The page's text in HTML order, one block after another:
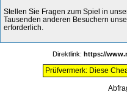
Stellen Sie Fragen zum Spiel in
Tausenden anderen Besuchern
erforderlich.
Direktlink: https://
Prüfvermerk: Diese